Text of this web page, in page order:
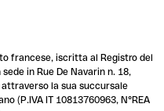
francese, iscritta al Registro del
in Rue De Navarin n. 18,
la sua succursale
(P.IVA IT 10813760963, N°REA